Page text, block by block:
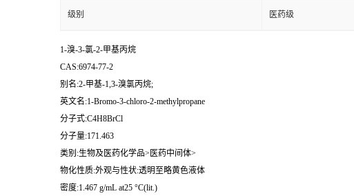
级别 医药级
1-溴-3-氯-2-甲基丙烷
CAS:6974-77-2
别名:2-甲基-1,3-溴氯丙烷;
英文名:1-Bromo-3-chloro-2-methylpropane
分子式:C4H8BrCl
分子量:171.463
类别:生物及医药化学品>医药中间体>
物化性质:外观与性状:透明至略黄色液体
密度:1.467 g/mL at25 °C(lit.)